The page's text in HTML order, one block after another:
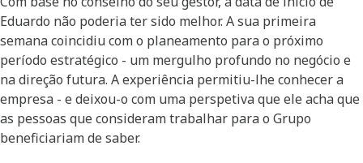
Eduardo não poderia ter sido melhor. A sua primeira
semana coincidiu com o planeamento para o próximo
período estratégico - um mergulho profundo no negócio e
na direção futura. A experiência permitiu-lhe conhecer a
empresa - e deixou-o com uma perspetiva que ele acha que
as pessoas que consideram trabalhar para o Grupo
beneficiariam de saber.